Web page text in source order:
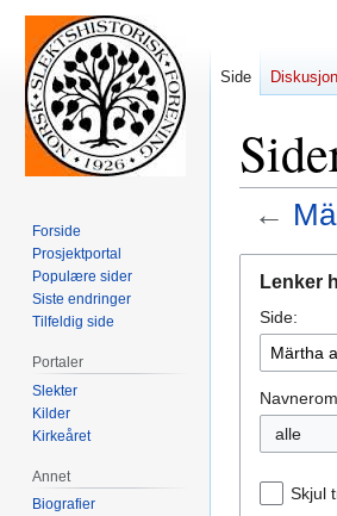
←
navigering
søk
Lenker
Side:
alle
Skjul
Side Diskusjon
Forside
Prosjektportal
Populære sider
Siste endringer
Tilfeldig side
Portaler
Slekter
Kilder
Kirkeåret
Annet
Biografier